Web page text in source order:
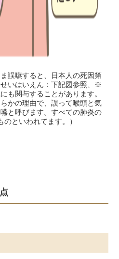
誤嚥すると、日本人の死因第
いはいえん：下記図参照、※
も関与することがあります。
かの理由で、誤って喉頭と気
と呼びます。すべての肺炎の
といわれてます。）